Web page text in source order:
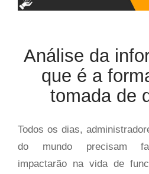
Análise da
que é a
tomada de
Todos os dias,
do mundo precisam
impactarão na vida de